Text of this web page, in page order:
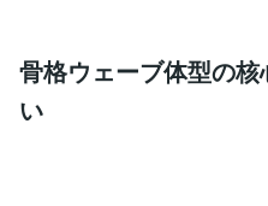
骨格ウェーブ体型の
い